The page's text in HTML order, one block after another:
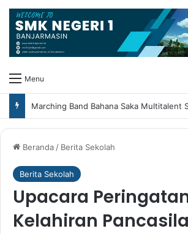
Menu
Beranda/ Berita Sekolah
Berita Sekolah
Upacara
Kelahiran Pancasila